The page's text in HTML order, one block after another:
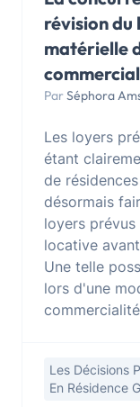
révision
matérielle
Par Séphora
Les loyers
étant
de
désormais
loyers
locative
Une telle
lors d'une
Les Décisions
En Résidence